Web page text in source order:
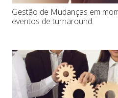
Gestão de Mudanças em
eventos de turnaround